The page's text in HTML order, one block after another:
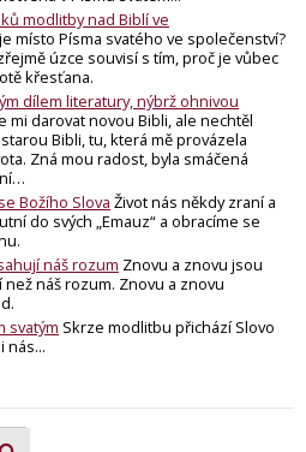
modlitby nad Biblí ve
místo Písma svatého ve společenství?
úzce souvisí s tím, proč je vůbec
křesťana.
dílem literatury, nýbrž ohnivou
mi darovat novou Bibli, ale nechtěl
Bibli, tu, která mě provázela
Zná mou radost, byla smáčená
Božího Slova Život nás někdy zraní a
do svých „Emauz“ a obracíme se
náš rozum Znovu a znovu jsou
než náš rozum. Znovu a znovu
svatým Skrze modlitbu přichází Slovo
nás...